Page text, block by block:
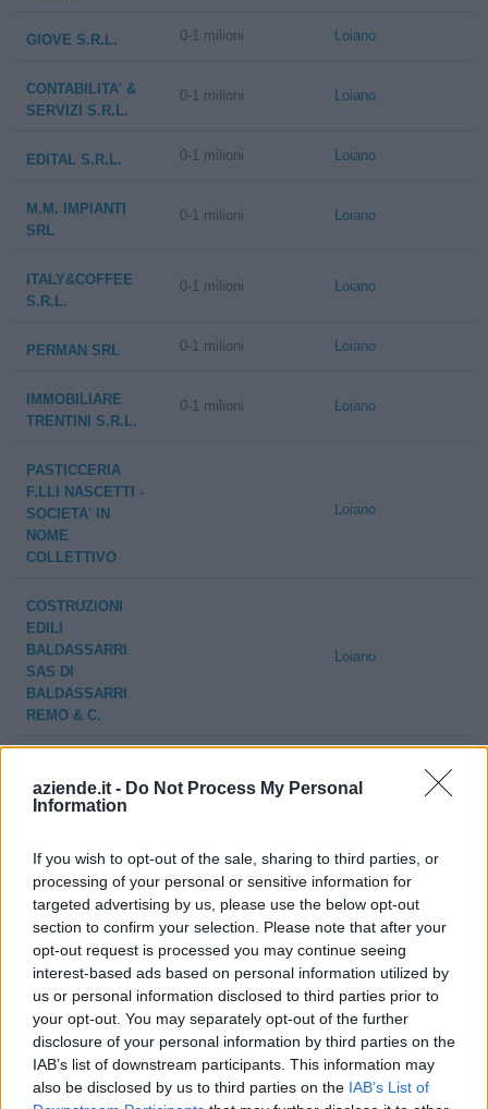
aziende.it - Do Not Process My Personal
Information
If you wish to opt-out of the sale, sharing to third parties, or
processing of your personal or sensitive information for
targeted advertising by us, please use the below opt-out
section to confirm your selection. Please note that after your
opt-out request is processed you may continue seeing
interest-based ads based on personal information utilized by
us or personal information disclosed to third parties prior to
your opt-out. You may separately opt-out of the further
disclosure of your personal information by third parties on the
IAB’s list of downstream participants. This information may
also be disclosed by us to third parties on the IAB’s List of
GIOVE S.R.L. 0-1 milioni Loiano
CONTABILITA' &
SERVIZI S.R.L.
0-1 milioni Loiano
EDITAL S.R.L. 0-1 milioni Loiano
M.M. IMPIANTI
SRL
0-1 milioni Loiano
ITALY&COFFEE
S.R.L.
0-1 milioni Loiano
PERMAN SRL 0-1 milioni Loiano
IMMOBILIARE
TRENTINI S.R.L.
0-1 milioni Loiano
PASTICCERIA
F.LLI NASCETTI -
SOCIETA' IN
NOME
COLLETTIVO
Loiano
COSTRUZIONI
EDILI
BALDASSARRI
SAS DI
BALDASSARRI
REMO & C.
Loiano
AUGUSTO BERTI
& C. S.N.C.
Loiano
TATA S.R.L. 0-1 milioni Loiano
AUTO BIEMME DI
BECKOVIC MIRZA
Loiano
PINETA S.N.C. DI
CALZOLARI
GIANLUCA E
FUSARI MILCA
Loiano
PERSIANI
Loiano